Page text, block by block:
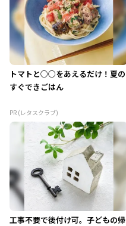
トマトと○○をあえるだけ！夏の
すぐできごはん
PR (レタスクラブ)
工事不要で後付け可。子どもの帰